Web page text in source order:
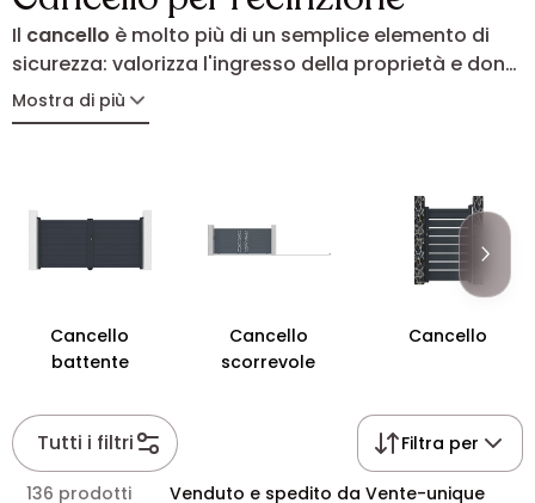
Il cancello è molto più di un semplice elemento di
sicurezza: valorizza l'ingresso della proprietà e dona
carattere agli spazi esterni. A battente o scorrevole,
si adatta facilmente alla configurazione del terreno
per l'uso quotidiano.
Mostra di più
Cancello
battente
Cancello
scorrevole
Cancello
Tutti i filtri Filtra per
136 prodotti Venduto e spedito da Vente-unique